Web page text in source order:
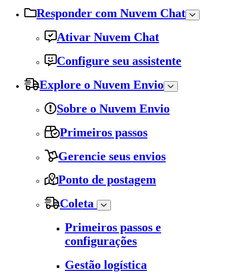
Responder com Nuvem Chat
Ativar Nuvem Chat
Configure seu assistente
Explore o Nuvem Envio
Sobre o Nuvem Envio
Primeiros passos
Gerencie seus envios
Ponto de postagem
Coleta
Primeiros passos e
configurações
Gestão logística